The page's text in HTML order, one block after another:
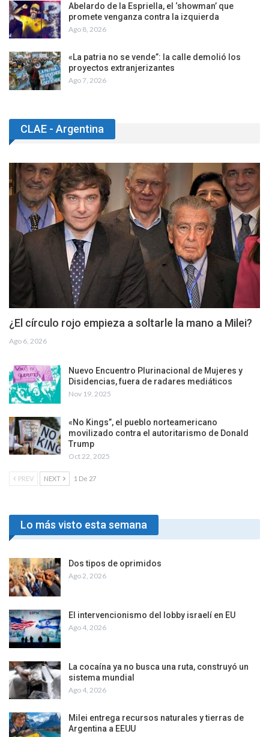
Abelardo de la Espriella, el ‘showman’ que
promete venganza contra la izquierda
Ago 8, 2026
«La patria no se vende”: la calle demolió los
proyectos extranjerizantes
Ago 7, 2026
CLAE - Argentina
¿El círculo rojo empieza a soltarle la mano a Milei?
Ago 6, 2026
Nuevo Encuentro Plurinacional de Mujeres y
Disidencias, fuera de radares mediáticos
Nov 19, 2025
«No Kings”, el pueblo norteamericano
movilizado contra el autoritarismo de Donald
Trump
Oct 22, 2025
PREV NEXT 1 De 27
Lo más visto esta semana
Dos tipos de oprimidos
Ago 2, 2026
El intervencionismo del lobby israelí en EU
Ago 4, 2026
La cocaína ya no busca una ruta, construyó un
sistema mundial
Ago 4, 2026
Milei entrega recursos naturales y tierras de
Argentina a EEUU